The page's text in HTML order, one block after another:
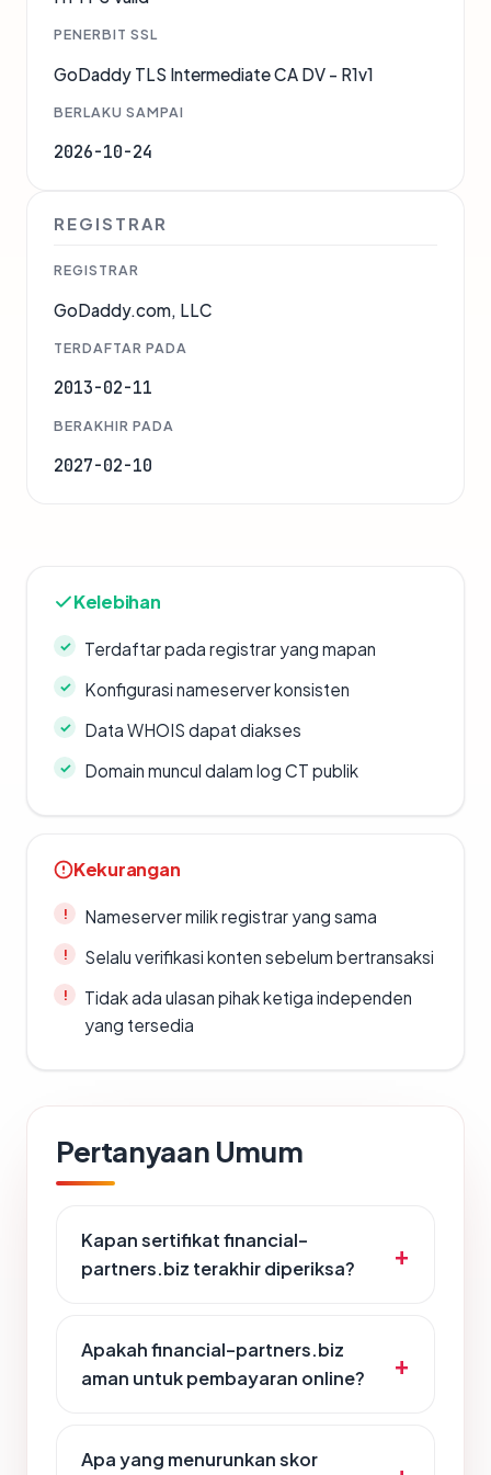
PENERBIT SSL
GoDaddy TLS Intermediate CA DV - R1v1
BERLAKU SAMPAI
2026-10-24
REGISTRAR
REGISTRAR
GoDaddy.com, LLC
TERDAFTAR PADA
2013-02-11
BERAKHIR PADA
2027-02-10
Kelebihan
Terdaftar pada registrar yang mapan
Konfigurasi nameserver konsisten
Data WHOIS dapat diakses
Domain muncul dalam log CT publik
Kekurangan
Nameserver milik registrar yang sama
Selalu verifikasi konten sebelum bertransaksi
Tidak ada ulasan pihak ketiga independen
yang tersedia
Pertanyaan Umum
Kapan sertifikat financial-
partners.biz terakhir diperiksa?
Apakah financial-partners.biz
aman untuk pembayaran online?
Apa yang menurunkan skor